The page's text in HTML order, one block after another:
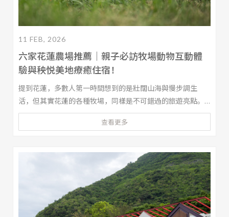
11 FEB, 2026
六家花蓮農場推薦｜親子必訪牧場動物互動體
驗與秧悦美地療癒住宿！
提到花蓮，多數人第一時間想到的是壯闊山海與慢步調生
活，但其實花蓮的各種牧場，同樣是不可錯過的旅遊亮點。
無論是能近距離與小動物互動的動物農場，還是適合闔家同
遊的花蓮親子農場，都能讓旅程多幾分療癒與溫度。接下來
去處，還有秧悦美地度假酒店的推薦療癒住宿介紹！
查看更多